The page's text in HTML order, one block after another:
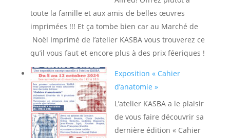
toute la famille et aux amis de belles œuvres
imprimées !!! Et ça tombe bien car au Marché de
Noël Imprimé de l’atelier KASBA vous trouverez ce
qu’il vous faut et encore plus à des prix féeriques !
Exposition « Cahier
d’anatomie »
L’atelier KASBA a le plaisir
de vous faire découvrir sa
dernière édition « Cahier